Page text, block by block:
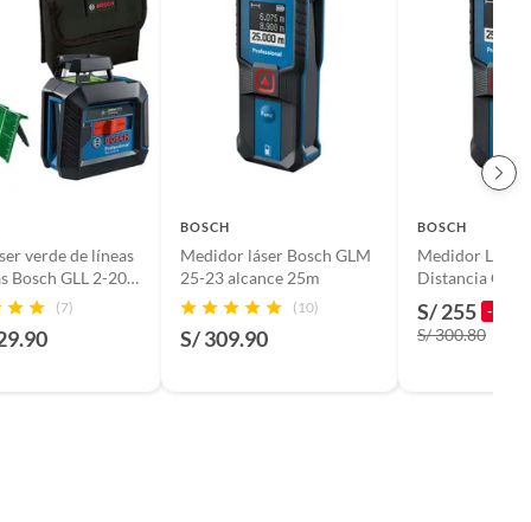
verde de líneas
Bosch GLL 2-20G
trípode(7)
BOSCH
Medidor láser Bosch GLM
25-23 alcance 25m
(10)
S/ 309.90
BOSCH
Medidor Láser
Distancia GLM
S/ 255 -15%
S/ 300.80